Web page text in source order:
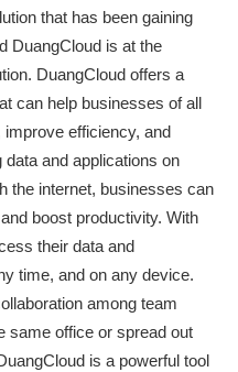
that has been gaining
DuangCloud is at the
DuangCloud offers a
can help businesses of all
efficiency, and
and applications on
the internet, businesses can
boost productivity. With
their data and
time, and on any device.
among team
same office or spread out
is a powerful tool